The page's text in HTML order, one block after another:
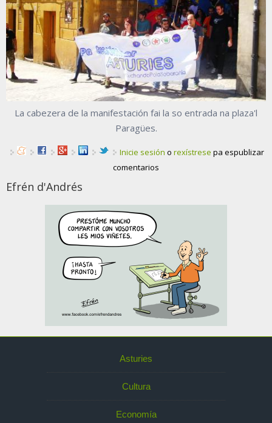
La cabezera de la manifestación fai la so entrada na plaza'l
Paragües.
Inicie sesión o rexístrese pa espublizar
comentarios
Efrén d'Andrés
Asturies
Cultura
Economía